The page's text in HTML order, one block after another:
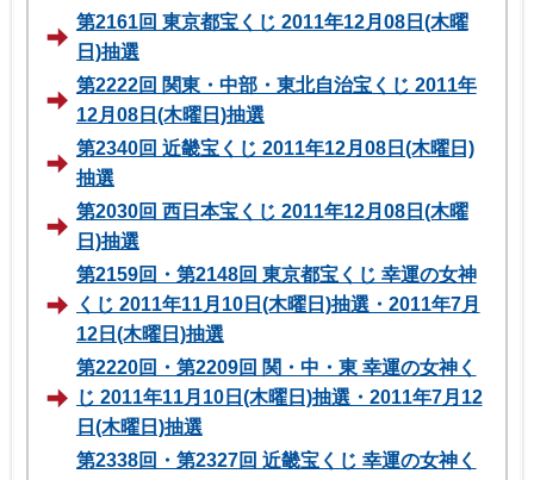
第2161回 東京都宝くじ 2011年12月08日(木曜
日)抽選
第2222回 関東・中部・東北自治宝くじ 2011年
12月08日(木曜日)抽選
第2340回 近畿宝くじ 2011年12月08日(木曜日)
抽選
第2030回 西日本宝くじ 2011年12月08日(木曜
日)抽選
第2159回・第2148回 東京都宝くじ 幸運の女神
くじ 2011年11月10日(木曜日)抽選・2011年7月
12日(木曜日)抽選
第2220回・第2209回 関・中・東 幸運の女神く
じ 2011年11月10日(木曜日)抽選・2011年7月12
日(木曜日)抽選
第2338回・第2327回 近畿宝くじ 幸運の女神く